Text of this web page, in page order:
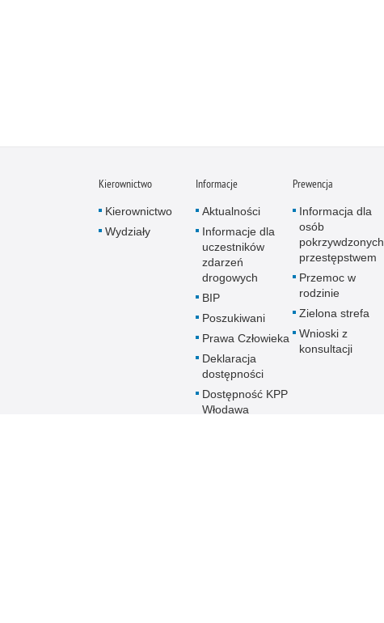
Kierownictwo
Kierownictwo
Wydziały
Informacje
Aktualności
Informacje dla
uczestników
zdarzeń
drogowych
BIP
Poszukiwani
Prawa Człowieka
Deklaracja
dostępności
Dostępność KPP
Włodawa
Prewencja
Informacja dla
osób
pokrzywdzonych
przestępstwem
Przemoc w
rodzinie
Zielona strefa
Wnioski z
konsultacji